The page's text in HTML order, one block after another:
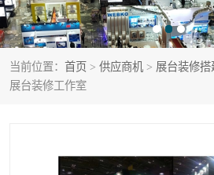
当前位置： 首页 > 供应商机 > 展台装修搭
展台装修工作室
展会装修设计 展
活动策划 展